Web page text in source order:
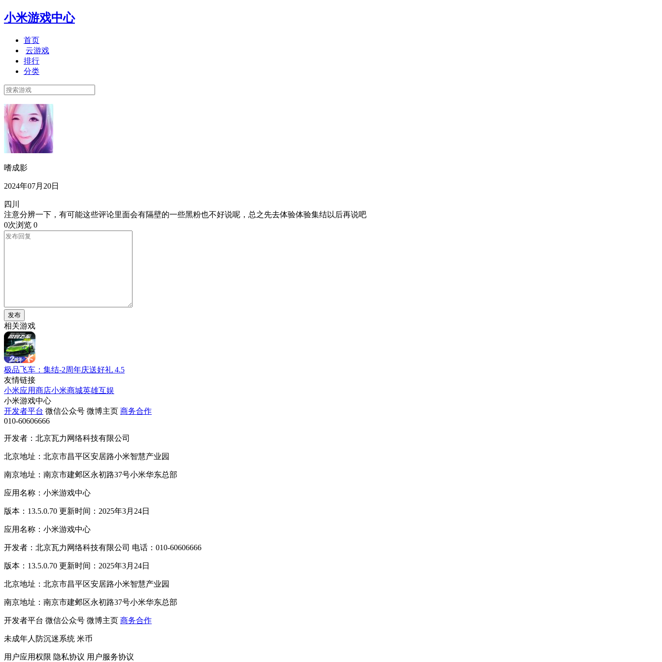
小米游戏中心
首页
云游戏
排行
分类
嗜成影
2024年07月20日
四川
注意分辨一下，有可能这些评论里面会有隔壁的一些黑粉也不好说呢，总之先去体验体验集结以后再说吧
0次浏览 0
发布
相关游戏
极品飞车：集结-2周年庆送好礼 4.5
友情链接
小米应用商店小米商城英雄互娱
小米游戏中心
开发者平台 微信公众号 微博主页 商务合作
010-60606666
开发者：北京瓦力网络科技有限公司
北京地址：北京市昌平区安居路小米智慧产业园
南京地址：南京市建邺区永初路37号小米华东总部
应用名称：小米游戏中心
版本：13.5.0.70 更新时间：2025年3月24日
应用名称：小米游戏中心
开发者：北京瓦力网络科技有限公司 电话：010-60606666
版本：13.5.0.70 更新时间：2025年3月24日
北京地址：北京市昌平区安居路小米智慧产业园
南京地址：南京市建邺区永初路37号小米华东总部
开发者平台 微信公众号 微博主页 商务合作
未成年人防沉迷系统 米币
用户应用权限 隐私协议 用户服务协议